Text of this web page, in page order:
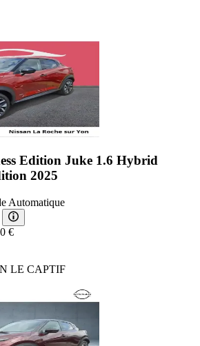
Edition Juke 1.6 Hybrid
2025
Automatique
€
LE CAPTIF